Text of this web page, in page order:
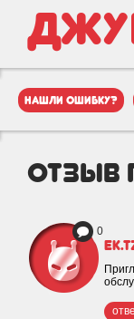
нашли ошибку?
отзыв
0